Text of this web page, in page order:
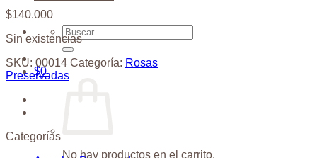
Buscar
por:
$0
No hay productos en el carrito.
$140.000
Sin existencias
SKU: 00014 Categoría: Rosas
Preservadas
Categorías